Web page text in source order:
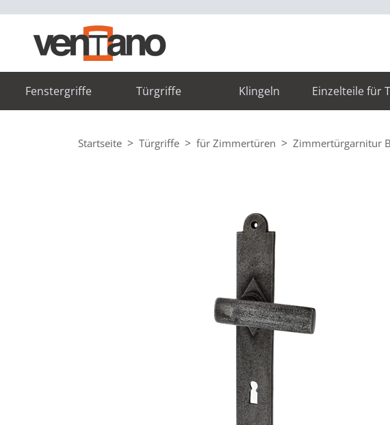
Fenstergriffe Türgriffe Klingeln Einzelteile für
Startseite Türgriffe für Zimmertüren Zimmertürgarnitur